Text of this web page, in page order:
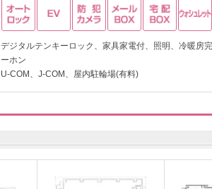
デジタルテンキーロック、家具家電付、照明、冷暖房
ーホン
U-COM、J-COM、屋内駐輪場(有料)